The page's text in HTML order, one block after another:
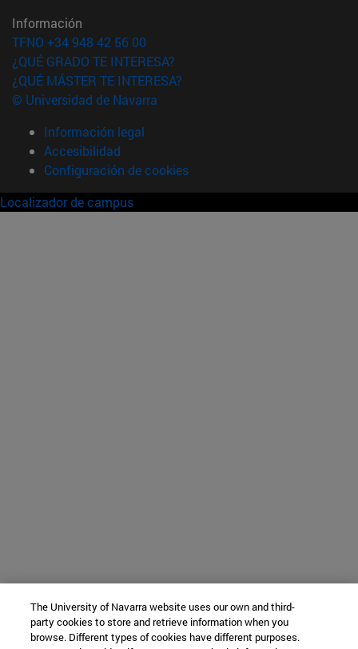
Información
TFNO +34 948 42 56 00
¿QUÉ GRADO TE INTERESA?
¿QUÉ MÁSTER TE INTERESA?
© Universidad de Navarra
Información legal
Accesibilidad
Configuración de cookies
Localizador de campus
The University of Navarra website uses our own and third-
party cookies to store and retrieve information when you
browse. Different types of cookies have different purposes.